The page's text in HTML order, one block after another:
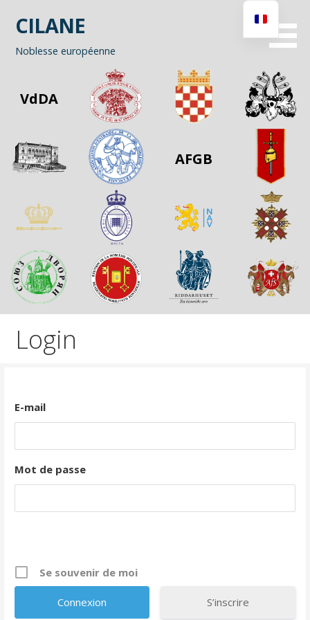
CILANE
Noblesse européenne
VdDA
AFGB
Login
E-mail
Mot de passe
Se souvenir de moi
S’inscrire